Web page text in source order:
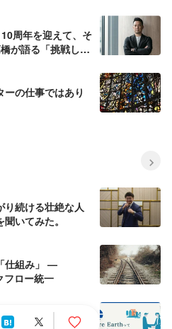
周年を迎えて、そ
が語る「挑戦し続
の仕事ではあり
り続ける壮絶な人
いてみた。
仕組み」 —
ロー統一
？